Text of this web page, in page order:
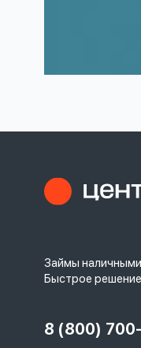
Займы
Быстрое решение
8 (800)